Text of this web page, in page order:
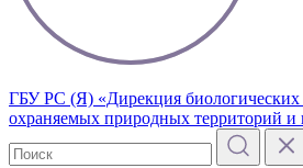
ГБУ РС (Я) «Дирекция биологических
охраняемых природных территорий и